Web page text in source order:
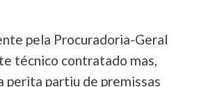
pela Procuradoria-Geral
técnico contratado mas,
perita partiu de premissas